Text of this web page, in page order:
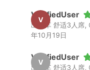
中显示的价格是
快，记得在预订
预订的车有可能
足您临时的要求。
音乐或话多的出
音乐，可以礼貌
V
VerifiedUser
出租车 舒适3人席
年10月19日
V
VerifiedUser
出租车 舒适3人席